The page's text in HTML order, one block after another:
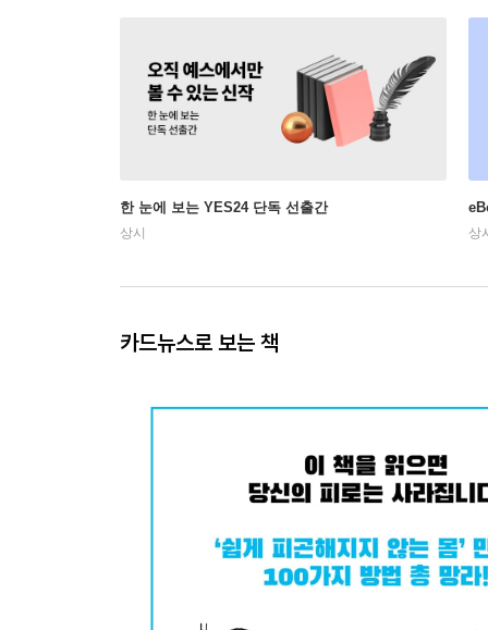
한 눈에 보는 YES24 단독 선출간
상시 상
카드뉴스로 보는 책